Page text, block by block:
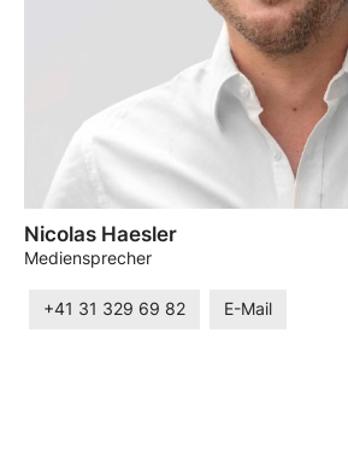
Nicolas Haesler
Mediensprecher
+41 31 329 69 82 E-Mail